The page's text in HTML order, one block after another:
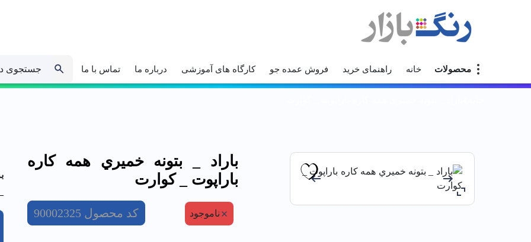
محصولات خانه راهنمای خرید فروش عمده جو کارگاه های آموزشی درباره ما تماس با ما جستجوی
باراد _ بتونه خميري همه كاره
باراپوت _ كوارت
ناموجود کد محصول 90002325